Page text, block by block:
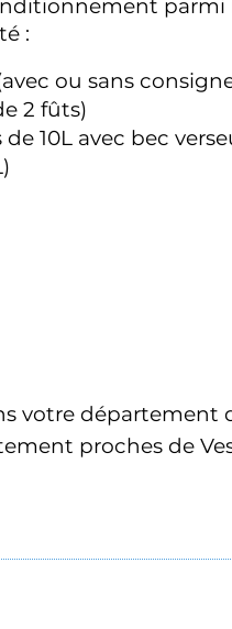
:
ou sans
2 fûts)
10L avec bec
votre département
proches de